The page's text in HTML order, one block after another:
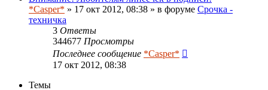
*Casper* » 17 окт 2012, 08:38 » в форуме Срочка -
техничка
3 Ответы
344677 Просмотры
Последнее сообщение *Casper*
17 окт 2012, 08:38
Темы